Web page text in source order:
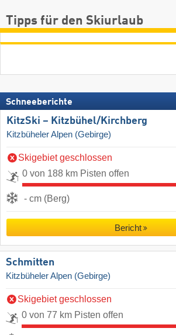
Tipps für den Skiurlaub
Schneeberichte
KitzSki – Kitzbühel/​Kirchberg
Kitzbüheler Alpen (Gebirge)
Skigebiet geschlossen
0 von 188 km Pisten offen
- cm (Berg)
Bericht
Schmitten
Kitzbüheler Alpen (Gebirge)
Skigebiet geschlossen
0 von 77 km Pisten offen